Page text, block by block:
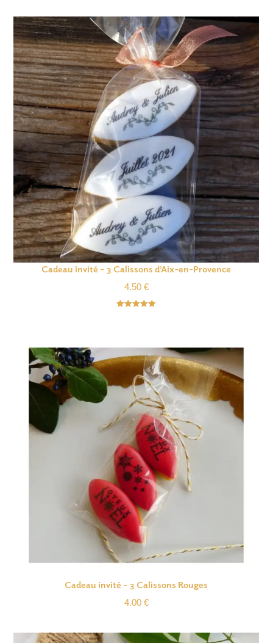
Cadeau invité – 3 Calissons d’Aix-en-Provence
4.50 €
Cadeau invité – 3 Calissons Rouges
4.00 €